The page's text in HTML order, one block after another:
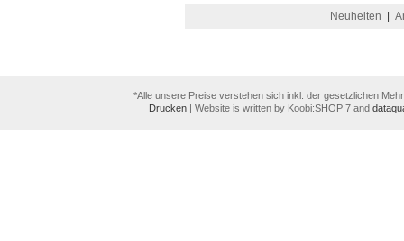
Neuheiten
*Alle unsere Preise verstehen sich inkl. der gesetzlichen
Drucken | Website is written by Koobi:SHOP 7 and